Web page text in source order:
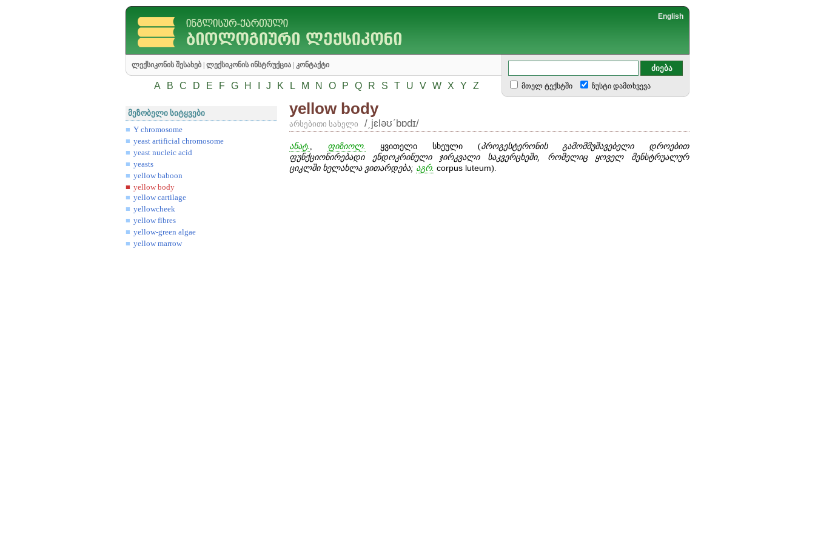
English
ლექსიკონის შესახებ ლექსიკონის ინსტრუქცია კონტაქტი
A B C D E F G H J K L M N O P Q R S T U V W X Y Z მთელ ტექსტში ზუსტი დამთხვევა
მეზობელი სიტყვები
Y chromosome
yeast artificial chromosome
yeast nucleic acid
yeasts
yellow baboon
yellow body
yellow cartilage
yellowcheek
yellow fibres
yellow-green algae
yellow marrow
yellow body
არსებითი სახელი /͵jɛləʊʹbɒdɪ/
ანატ. ფიზიოლ. ყვითელი სხეული (პროგესტერონის გამომმუშავებელი დროებით
ფუნქციონირებადი ენდოკრინული ჯირკვალი საკვერცხეში, რომელიც ყოველ მენსტრუალურ
ციკლში ხელახლა ვითარდება; აგრ. corpus luteum).